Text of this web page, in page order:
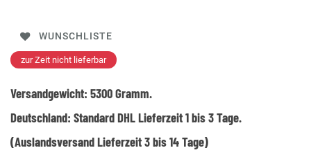
WUNSCHLISTE
zur Zeit nicht lieferbar
Versandgewicht: 5300Gramm.
Deutschland: Standard DHL Lieferzeit 1 bis 3 Tage.
(Auslandsversand Lieferzeit 3 bis 14 Tage)